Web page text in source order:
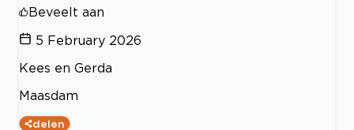
Beveelt aan
5 February 2026
Kees en Gerda
Maasdam
delen